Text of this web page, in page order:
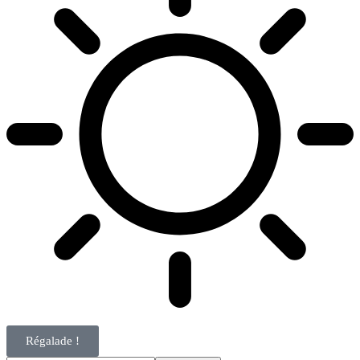
Régalade !